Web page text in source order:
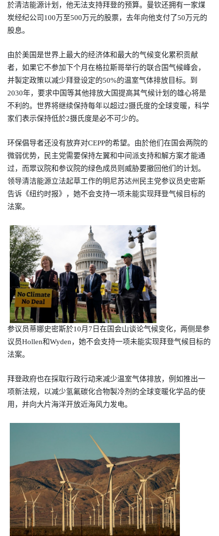
於清洁能源计划，他无法支持拜登的预算。曼钦还拥有一家煤
炭经纪公司100万至500万元的股票，去年向他支付了50万元的
股息。
由於美国是世界上最大的经济体和最大的气候变化累积贡献
者，如果它不参加下个月在格拉斯哥举行的联合国气候峰会，
并製定政策以减少拜登设定的50%的温室气体排放目标。到
2030年，要求中国等其他排放大国提高其气候计划的雄心将是
不利的。世界将继续保持每年以超过2摄氏度的全球变暖，科学
家们表示保持低於2摄氏度是必不可少的。
环保倡导者还没有放弃对CEPP的希望。由於他们在国会两院的
微弱优势，民主党需要保持左翼和中间派支持和解方案才能通
过，而眾议院和参议院的绿色成员则威胁要撤回他们的计划。
领导清洁能源立法起草工作的明尼苏达州民主党参议员史密斯
告诉《纽约时报》，她不会支持一项未能实现拜登气候目标的
法案。
参议员蒂娜史密斯於10月7日在国会山谈论气候变化，两侧是参
议员Hollen和Wyden，她不会支持一项未能实现拜登气候目标的
法案。
拜登政府也在採取行政行动来减少温室气体排放，例如推出一
项新法规，以减少氢氟碳化合物製冷剂的全球变暖化学品的使
用，并向大片海洋开放近海风力发电。